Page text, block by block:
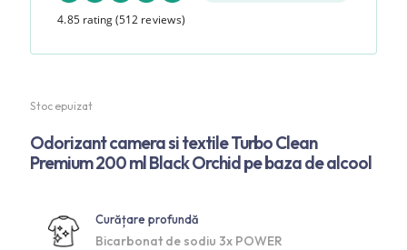
4.85 rating(512 reviews)
Stoc epuizat
Odorizant camera si textile Turbo Clean
Premium 200 ml Black Orchid pe baza de alcool
Curățare profundă
Bicarbonat de sodiu 3x POWER